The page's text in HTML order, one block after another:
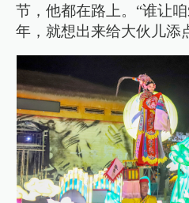
节，他都在路上。“谁让
年，就想出来给大伙儿添